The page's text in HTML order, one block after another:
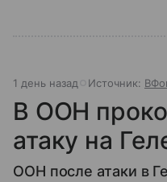
1 день назад Источник:
В ООН
атаку на
ООН после атаки в